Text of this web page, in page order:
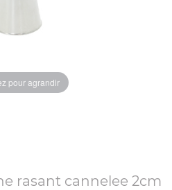
pour agrandir
rasant cannelee 2cm